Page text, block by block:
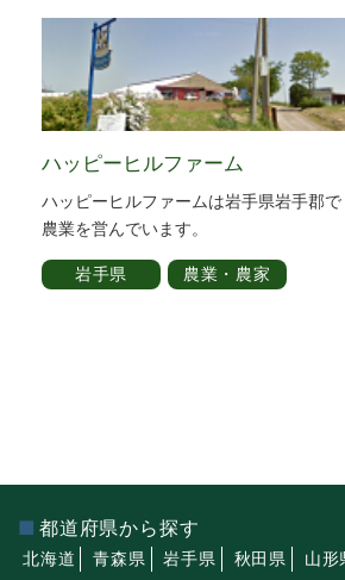
ハッピーヒルファーム
ハッピーヒルファームは岩手県岩手郡で
農業を営んでいます。
岩手県 農業・農家
都道府県から探す
北海道 青森県 岩手県 秋田県 山形